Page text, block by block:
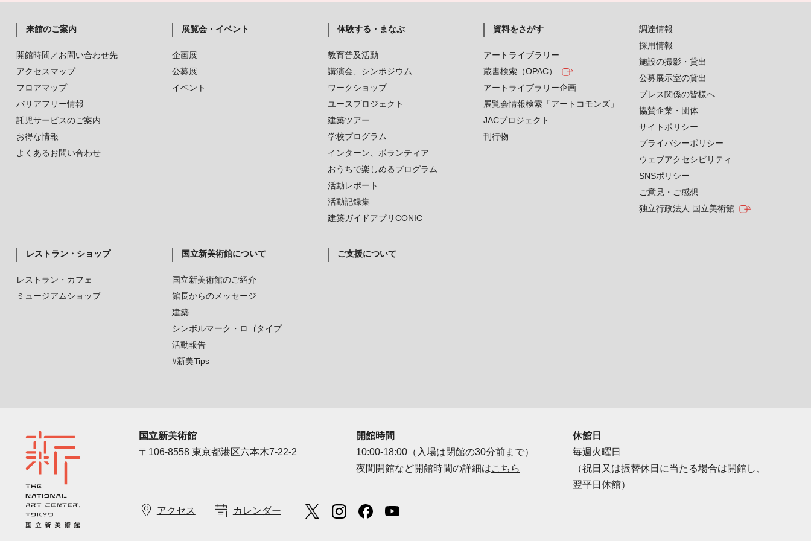
来館のご案内
開館時間／お問い合わせ先
アクセスマップ
フロアマップ
バリアフリー情報
託児サービスのご案内
お得な情報
よくあるお問い合わせ
展覧会・イベント
企画展
公募展
イベント
体験する・まなぶ
教育普及活動
講演会、シンポジウム
ワークショップ
ユースプロジェクト
建築ツアー
学校プログラム
インターン、ボランティア
おうちで楽しめるプログラム
活動レポート
活動記録集
建築ガイドアプリCONIC
資料をさがす
アートライブラリー
蔵書検索（OPAC）
アートライブラリー企画
展覧会情報検索「アートコモンズ」
JACプロジェクト
刊行物
レストラン・ショップ
レストラン・カフェ
ミュージアムショップ
国立新美術館について
国立新美術館のご紹介
館長からのメッセージ
建築
シンボルマーク・ロゴタイプ
活動報告
#新美Tips
ご支援について
調達情報
採用情報
施設の撮影・貸出
公募展示室の貸出
プレス関係の皆様へ
協賛企業・団体
サイトポリシー
プライバシーポリシー
ウェブアクセシビリティ
SNSポリシー
ご意見・ご感想
独立行政法人 国立美術館
国立新美術館
〒106-8558 東京都港区六本木7-22-2
開館時間
10:00-18:00（入場は閉館の30分前まで）
夜間開館など開館時間の詳細はこちら
休館日
毎週火曜日
（祝日又は振替休日に当たる場合は開館し、
翌平日休館）
アクセス カレンダー